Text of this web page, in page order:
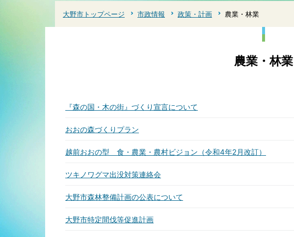
大野市トップページ 市政情報 政策・計画 農業・林業
農業・林業
『森の国・木の街』づくり宣言について
おおの森づくりプラン
越前おおの型 食・農業・農村ビジョン（令和4年2月改訂）
ツキノワグマ出没対策連絡会
大野市森林整備計画の公表について
大野市特定間伐等促進計画